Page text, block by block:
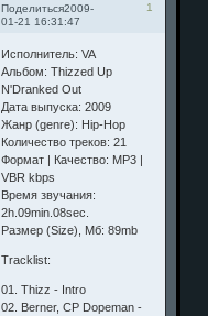
Поделиться 1
2009-
01-21 16:31:47
Исполнитель: VA
Альбом: Thizzed Up
N'Dranked Out
Дата выпуска: 2009
Жанр (genre): Hip-Hop
Количество треков: 21
Формат | Качество: MP3 |
VBR kbps
Время звучания:
2h.09min.08sec.
Размер (Size), Мб: 89mb
Tracklist:
01. Thizz - Intro
02. Berner, CP Dopeman -